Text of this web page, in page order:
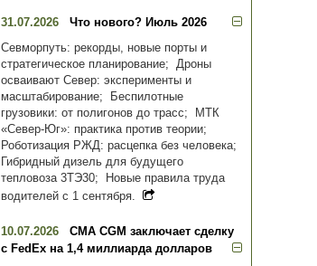
31.07.2026
Что нового? Июль 2026
Севморпуть: рекорды, новые порты и
стратегическое планирование; Дроны
осваивают Север: эксперименты и
масштабирование; Беспилотные
грузовики: от полигонов до трасс; МТК
«Север-Юг»: практика против теории;
Роботизация РЖД: расцепка без человека;
Гибридный дизель для будущего
тепловоза 3ТЭ30; Новые правила труда
водителей с 1 сентября.
10.07.2026
CMA CGM заключает сделку
с FedEx на 1,4 миллиарда долларов